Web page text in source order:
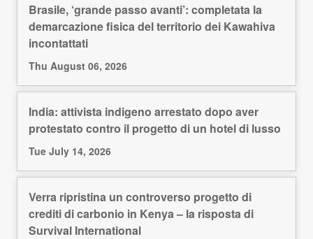
Brasile, ‘grande passo avanti’: completata la
demarcazione fisica del territorio dei Kawahiva
incontattati
Thu August 06, 2026
India: attivista indigeno arrestato dopo aver
protestato contro il progetto di un hotel di lusso
Tue July 14, 2026
Verra ripristina un controverso progetto di
crediti di carbonio in Kenya – la risposta di
Survival International